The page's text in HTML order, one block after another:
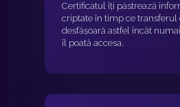
Certificatul îți păstrează
criptate în timp ce transferul
desfășoară astfel încât
îl poată accesa.